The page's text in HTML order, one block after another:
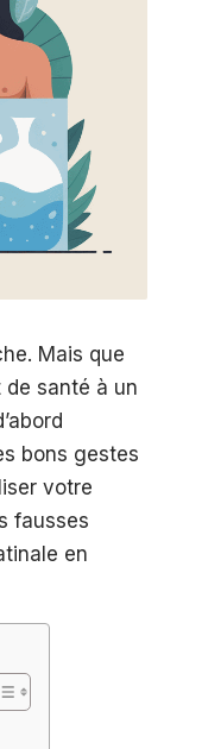
Mais que
de santé à un
bons gestes
votre
fausses
en